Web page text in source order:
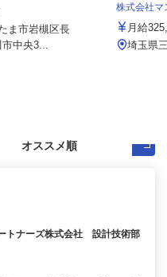
ま市岩槻区長
中央3...
株式会社マ
月給
埼玉県
トナーズ株式会社 設計技術部